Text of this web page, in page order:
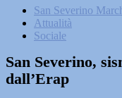
San Severino
Attualità
Sociale
San Severino,
dall’Erap